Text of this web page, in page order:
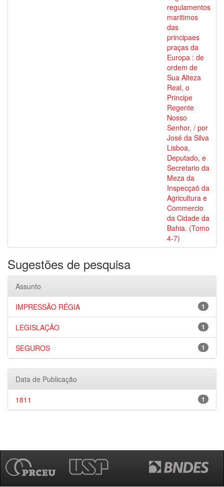
regulamentos
maritimos
das
principaes
praças da
Europa : de
ordem de
Sua Alteza
Real, o
Principe
Regente
Nosso
Senhor, / por
José da Silva
Lisboa,
Deputado, e
Secretario da
Meza da
Inspecçaõ da
Agricultura e
Commercio
da Cidade da
Bahia. (Tomo
4-7)
Sugestões de pesquisa
Assunto
1
IMPRESSÃO RÉGIA
1
LEGISLAÇÃO
1
SEGUROS
Data de Publicação
1
1811